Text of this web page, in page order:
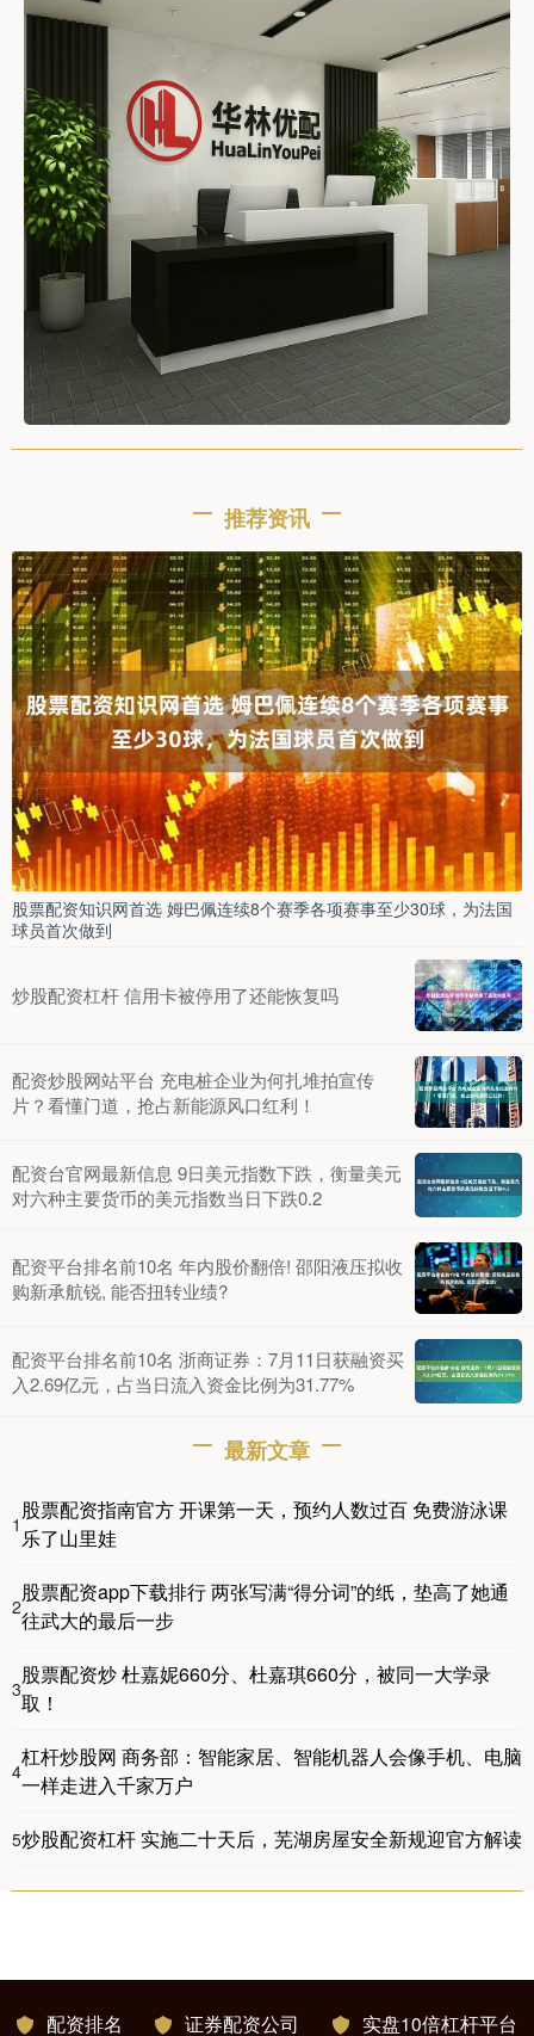
推荐资讯
股票配资知识网首选 姆巴佩连续8个赛季各项赛事至少30球，为法国
球员首次做到
炒股配资杠杆 信用卡被停用了还能恢复吗
配资炒股网站平台 充电桩企业为何扎堆拍宣传
片？看懂门道，抢占新能源风口红利！
配资台官网最新信息 9日美元指数下跌，衡量美元
对六种主要货币的美元指数当日下跌0.2
配资平台排名前10名 年内股价翻倍! 邵阳液压拟收
购新承航锐, 能否扭转业绩?
配资平台排名前10名 浙商证券：7月11日获融资买
入2.69亿元，占当日流入资金比例为31.77%
最新文章
1
股票配资指南官方 开课第一天，预约人数过百 免费游泳课
乐了山里娃
2
股票配资app下载排行 两张写满“得分词”的纸，垫高了她通
往武大的最后一步
3
股票配资炒 杜嘉妮660分、杜嘉琪660分，被同一大学录
取！
4
杠杆炒股网 商务部：智能家居、智能机器人会像手机、电脑
一样走进入千家万户
5炒股配资杠杆 实施二十天后，芜湖房屋安全新规迎官方解读
配资排名 证券配资公司 实盘10倍杠杆平台